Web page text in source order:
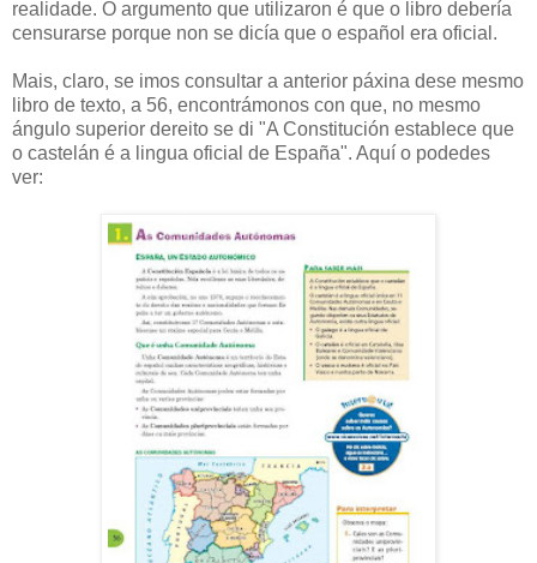
realidade. O argumento que utilizaron é que o libro debería
censurarse porque non se dicía que o español era oficial.
Mais, claro, se imos consultar a anterior páxina dese mesmo
libro de texto, a 56, encontrámonos con que, no mesmo
ángulo superior dereito se di "A Constitución establece que
o castelán é a lingua oficial de España". Aquí o podedes
ver: